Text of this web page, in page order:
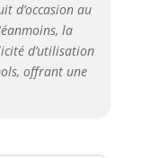
d’occasion au
la
d’utilisation
offrant une